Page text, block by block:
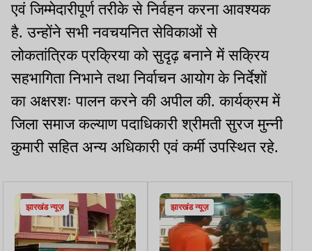
एवं जिम्मेदारीपूर्ण तरीके से निर्वहन करना आवश्यक
है. उन्होंने सभी नवचयनित सेविकाओं से
लोकतांत्रिक प्रक्रिया को सुदृढ़ बनाने में सक्रिय
सहभागिता निभाने तथा निर्वाचन आयोग के निर्देशों
का अक्षरशः पालन करने की अपील की. कार्यक्रम में
जिला समाज कल्याण पदाधिकारी श्रीमती सुरज मुन्नी
कुमारी सहित अन्य अधिकारी एवं कर्मी उपस्थित रहे.
झारखंड न्यूज़ झारखंड न्यूज़